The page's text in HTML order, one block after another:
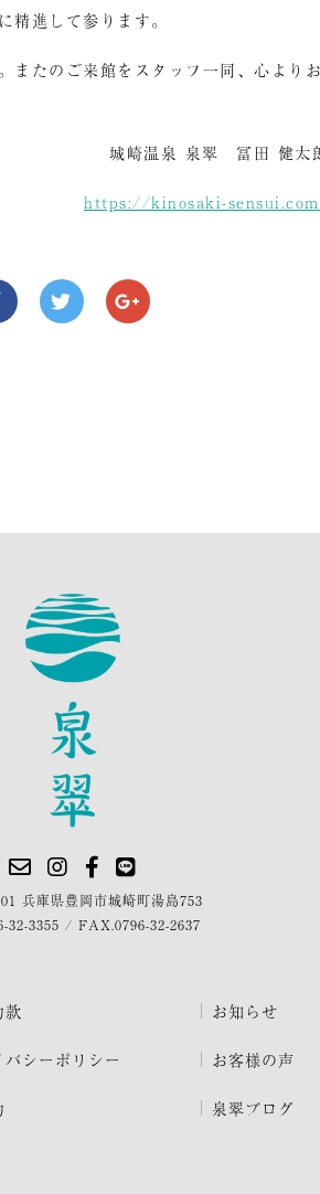
進して参ります。
またのご来館をスタッフ一同、心よりお
城崎温泉 泉翠 冨田 健太
https://kinosaki-
兵庫県豊岡市城崎町湯島753
32-3355 / FAX.0796-32-2637
款
バシーポリシー
お知らせ
お客様の声
泉翠ブログ